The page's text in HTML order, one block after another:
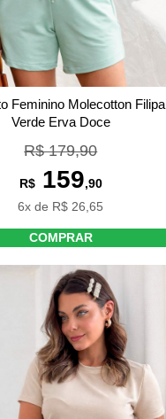
Feminino Molecotton Filipa
Verde Erva Doce
R$ 179,90
R$159,90
6x de R$ 26,65
COMPRAR